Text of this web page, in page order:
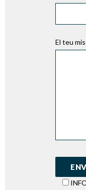
El teu